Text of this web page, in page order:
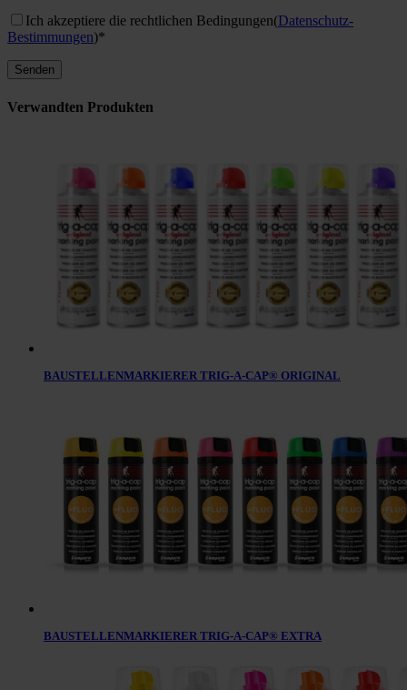
Ich akzeptiere die rechtlichen Bedingungen(Datenschutz-
Bestimmungen)*
Verwandten Produkten
BAUSTELLENMARKIERER TRIG-A-CAP® ORIGINAL
BAUSTELLENMARKIERER TRIG-A-CAP® EXTRA